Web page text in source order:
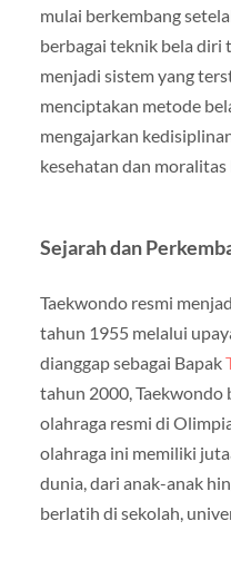
mulai berkembang
berbagai teknik bela diri
menjadi sistem yang
menciptakan metode
mengajarkan
kesehatan dan moralitas
Sejarah dan
Taekwondo resmi
tahun 1955 melalui
dianggap sebagai Bapak
tahun 2000, Taekwondo
olahraga resmi di
olahraga ini memiliki
dunia, dari anak-anak
berlatih di sekolah,